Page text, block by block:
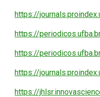
https://
https://
https://
https://
https://